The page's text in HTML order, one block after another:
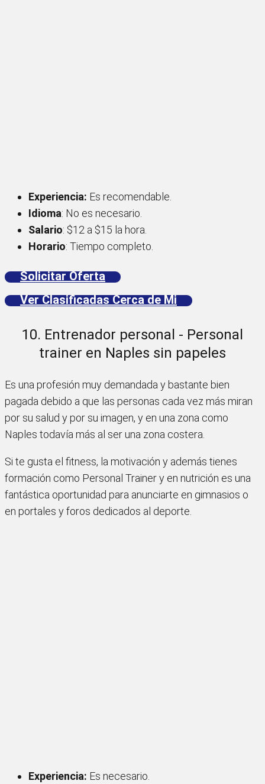
Experiencia: Es recomendable.
Idioma: No es necesario.
Salario: $12 a $15 la hora.
Horario: Tiempo completo.
Solicitar Oferta
Ver Clasificadas Cerca de Mi
10. Entrenador personal - Personal
trainer en Naples sin papeles
Es una profesión muy demandada y bastante bien
pagada debido a que las personas cada vez más miran
por su salud y por su imagen, y en una zona como
Naples todavía más al ser una zona costera.
Si te gusta el fitness, la motivación y además tienes
formación como Personal Trainer y en nutrición es una
fantástica oportunidad para anunciarte en gimnasios o
en portales y foros dedicados al deporte.
Experiencia: Es necesario.